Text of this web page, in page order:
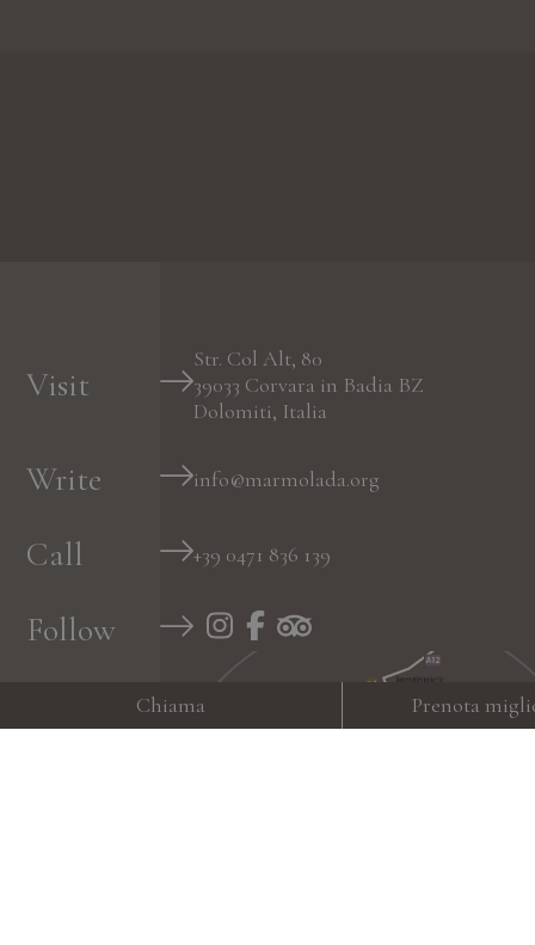
Visit
Str. Col Alt, 80
39033 Corvara in Badia BZ
Dolomiti, Italia
Write info@marmolada.org
Call +39 0471 836 139
Follow
Chiama Prenota